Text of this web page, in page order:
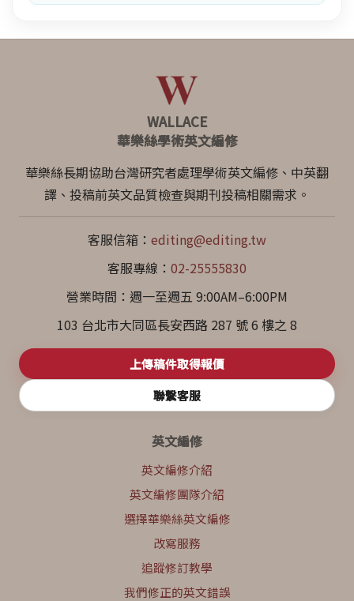
WALLACE
華樂絲學術英文編修
華樂絲長期協助台灣研究者處理學術英文編修、中英翻
譯、投稿前英文品質檢查與期刊投稿相關需求。
客服信箱： editing@editing.tw
客服專線： 02-25555830
營業時間：週一至週五 9:00AM–6:00PM
103 台北市大同區長安西路 287 號 6 樓之 8
上傳稿件取得報價
聯繫客服
英文編修
英文編修介紹
英文編修團隊介紹
選擇華樂絲英文編修
改寫服務
追蹤修訂教學
我們修正的英文錯誤